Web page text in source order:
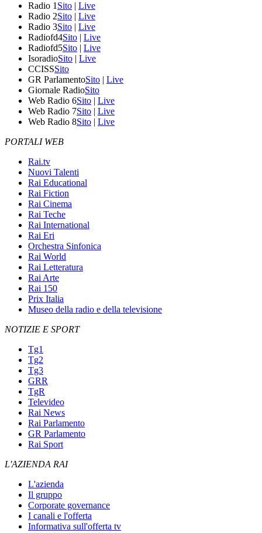
Radio 1 Sito | Live
Radio 2Sito | Live
Radio 3Sito | Live
Radiofd4Sito | Live
Radiofd5Sito | Live
IsoradioSito | Live
CCISSSito
GR ParlamentoSito | Live
Giornale RadioSito
Web Radio 6Sito | Live
Web Radio 7Sito | Live
Web Radio 8Sito | Live
PORTALI WEB
Rai.tv
Nuovi Talenti
Rai Educational
Rai Fiction
Rai Cinema
Rai Teche
Rai International
Rai Eri
Orchestra Sinfonica
Rai World
Rai Letteratura
Rai Arte
Rai 150
Prix Italia
Museo della radio e della televisione
NOTIZIE E SPORT
Tg1
Tg2
Tg3
GRR
TgR
Televideo
Rai News
Rai Parlamento
GR Parlamento
Rai Sport
L'AZIENDA RAI
L'azienda
Il gruppo
Corporate governance
I canali e l'offerta
Informativa sull'offerta tv